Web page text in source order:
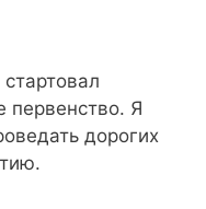
первенство. Я
дорогих